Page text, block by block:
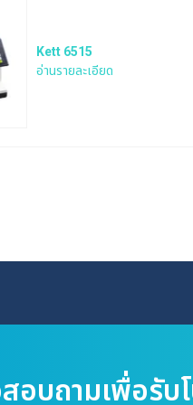
Kett 6515
อ่านรายละเอียด
อบถามเพื่อรับ